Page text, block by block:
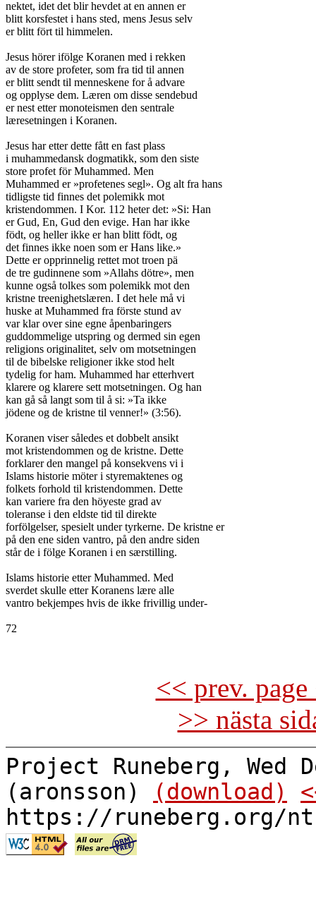
nektet, idet det blir hevdet at en annen er
blitt korsfestet i hans sted, mens Jesus selv
er blitt fört til himmelen.
Jesus hörer ifölge Koranen med i rekken
av de store profeter, som fra tid til annen
er blitt sendt til menneskene for å advare
og opplyse dem. Læren om disse sendebud
er nest etter monoteismen den sentrale
læresetningen i Koranen.
Jesus har etter dette fått en fast plass
i muhammedansk dogmatikk, som den siste
store profet för Muhammed. Men
Muhammed er »profetenes segl». Og alt fra hans
tidligste tid finnes det polemikk mot
kristendommen. I Kor. 112 heter det: »Si: Han
er Gud, En, Gud den evige. Han har ikke
födt, og heller ikke er han blitt födt, og
det finnes ikke noen som er Hans like.»
Dette er opprinnelig rettet mot troen pä
de tre gudinnene som »Allahs dötre», men
kunne også tolkes som polemikk mot den
kristne treenighetslæren. I det hele må vi
huske at Muhammed fra förste stund av
var klar over sine egne åpenbaringers
guddommelige utspring og dermed sin egen
religions originalitet, selv om motsetningen
til de bibelske religioner ikke stod helt
tydelig for ham. Muhammed har etterhvert
klarere og klarere sett motsetningen. Og han
kan gå så langt som til å si: »Ta ikke
jödene og de kristne til venner!» (3:56).
Koranen viser således et dobbelt ansikt
mot kristendommen og de kristne. Dette
forklarer den mangel på konsekvens vi i
Islams historie möter i styremaktenes og
folkets forhold til kristendommen. Dette
kan variere fra den höyeste grad av
toleranse i den eldste tid til direkte
forfölgelser, spesielt under tyrkerne. De kristne er
på den ene siden vantro, på den andre siden
står de i fölge Koranen i en særstilling.
Islams historie etter Muhammed. Med
sverdet skulle etter Koranens lære alle
vantro bekjempes hvis de ikke frivillig under-
72
<< prev.
>> nästa
Project Runeberg, Wed
(aronsson)
(download)
https://runeberg.org/